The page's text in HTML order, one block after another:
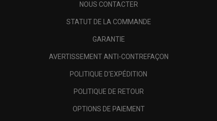
NOUS CONTACTER
STATUT DE LA COMMANDE
GARANTIE
AVERTISSEMENT ANTI-CONTREFAÇON
POLITIQUE D'EXPÉDITION
POLITIQUE DE RETOUR
OPTIONS DE PAIEMENT